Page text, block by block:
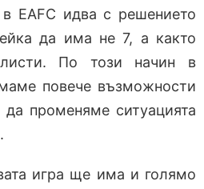
EAFC идва с решението
да има не 7, а както
По този начин в
повече възможности
променяме ситуацията
игра ще има и голямо